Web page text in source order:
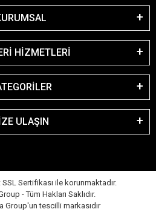
HİZMETLERİ
ULAŞIN
Sertifikası ile korunmaktadır.
- Tüm Hakları Saklıdır.
Group'un tescilli markasıdır